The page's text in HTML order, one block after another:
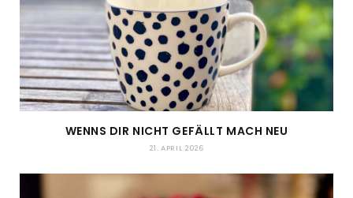
WENNS DIR NICHT GEFÄLLT MACH NEU
21. APRIL 2026